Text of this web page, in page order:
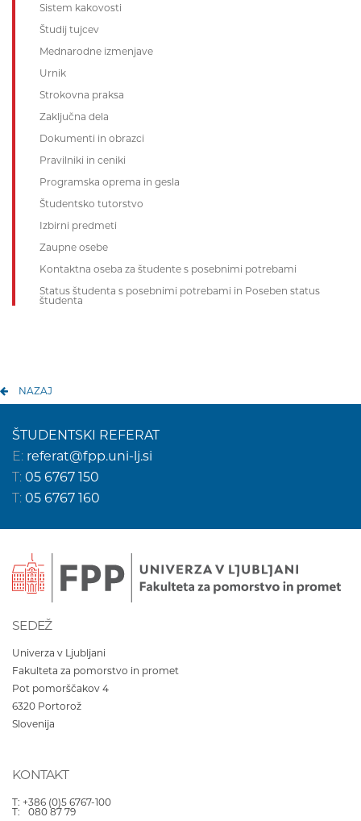
Sistem kakovosti
Študij tujcev
Mednarodne izmenjave
Urnik
Strokovna praksa
Zaključna dela
Dokumenti in obrazci
Pravilniki in ceniki
Programska oprema in gesla
Študentsko tutorstvo
Izbirni predmeti
Zaupne osebe
Kontaktna oseba za študente s posebnimi potrebami
Status študenta s posebnimi potrebami in Poseben status
študenta
NAZAJ
ŠTUDENTSKI REFERAT
E: referat@fpp.uni-lj.si
T: 05 6767 150
T: 05 6767 160
SEDEŽ
Univerza v Ljubljani
Fakulteta za pomorstvo in promet
Pot pomorščakov 4
6320 Portorož
Slovenija
KONTAKT
T: +386 (0)5 6767-100
T:
080 87 79